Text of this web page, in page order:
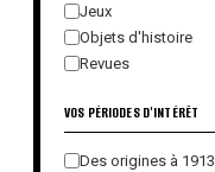
Jeux
Objets d'histoire
Revues
VOS PÉRIODES D'INTÉRÊT
Des origines à 1913